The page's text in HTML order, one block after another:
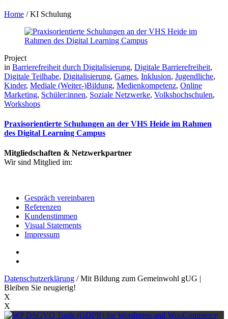
Home /KI Schulung
Project
in Barrierefreiheit durch Digitalisierung, Digitale Barrierefreiheit,
Digitale Teilhabe, Digitalisierung, Games, Inklusion, Jugendliche,
Kinder, Mediale (Weiter-)Bildung, Medienkompetenz, Online
Marketing, Schüler:innen, Soziale Netzwerke, Volkshochschulen,
Workshops
Praxisorientierte Schulungen an der VHS Heide im Rahmen
des Digital Learning Campus
Mitgliedschaften & Netzwerkpartner
Wir sind Mitglied im:
Gespräch vereinbaren
Referenzen
Kundenstimmen
Visual Statements
Impressum
Datenschutzerklärung / Mit Bildung zum Gemeinwohl gUG |
Bleiben Sie neugierig!
X
X